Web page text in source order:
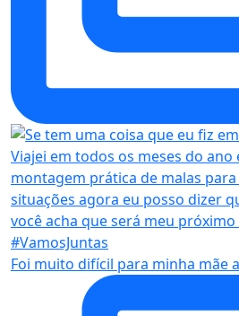
Foi muito difícil para minha mãe